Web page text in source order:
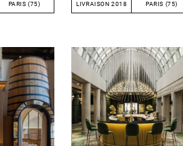
PARIS (75) LIVRAISON 2018 PARIS (75)